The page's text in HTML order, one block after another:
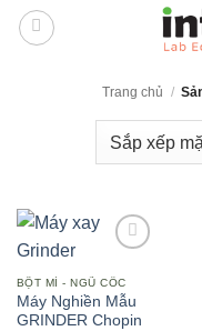
qua
Trang chủ /
wishlist
BỘT MÌ - NGŨ CỐC
Máy Nghiền Mẫu
GRINDER Chopin